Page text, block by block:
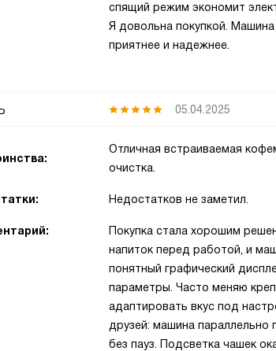
спящий режим экономит
Я довольна покупкой.
приятнее и надежнее.
05.04.2025
Отличная встраиваемая
очистка.
Недостатков не заметил.
Покупка стала хорошим
напиток перед работой, и
понятный графический
параметры. Часто меняю
адаптировать вкус под
друзей: машина параллельно
без пауз. Подсветка чашек